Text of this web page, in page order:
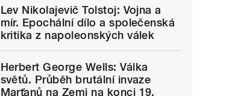
Lev Nikolajevič Tolstoj: Vojna a
mír. Epochální dílo a společenská
kritika z napoleonských válek
Herbert George Wells: Válka
světů. Průběh brutální invaze
Marťanů na Zemi na konci 19.